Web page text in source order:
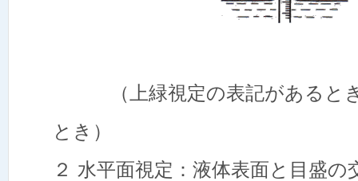
（上緑視定の表記があるとき
とき）
２ 水平面視定：液体表面と目盛